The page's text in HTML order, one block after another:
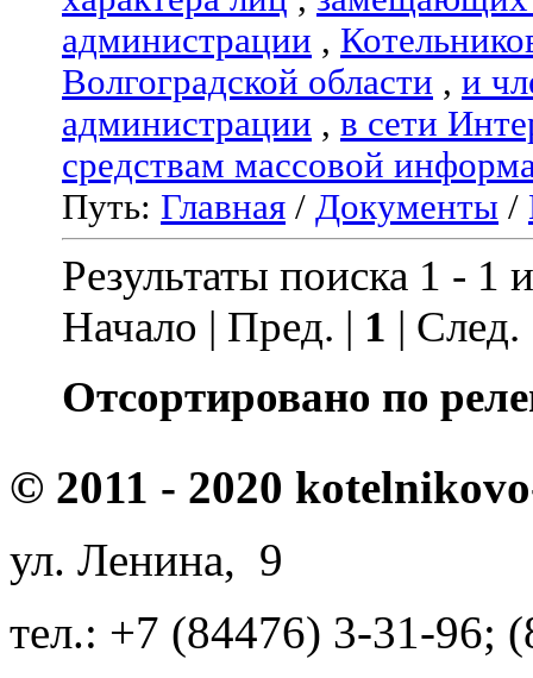
администрации ,
Волгоградской области , и
администрации , в сети
средствам массовой
Путь: Главная / Документы /
Результаты поиска 1 - 1
Начало | Пред. | 1 |
Отсортировано по
© 2011 - 2020
ул. Ленина, 9
тел.: +7 (84476) 3-31-96;